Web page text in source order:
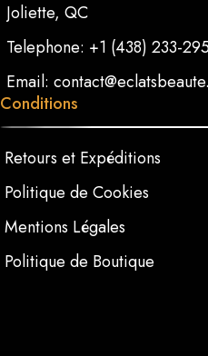
Joliette, QC
Telephone: +1 (438) 233-
Email:
Conditions
Retours et Expéditions
Politique de Cookies
Mentions Légales
Politique de Boutique